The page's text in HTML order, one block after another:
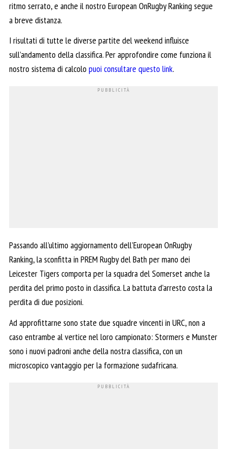
ritmo serrato, e anche il nostro European OnRugby Ranking segue
a breve distanza.
I risultati di tutte le diverse partite del weekend influisce
sull’andamento della classifica. Per approfondire come funziona il
nostro sistema di calcolo puoi consultare questo link.
Passando all’ultimo aggiornamento dell’European OnRugby
Ranking, la sconfitta in PREM Rugby del Bath per mano dei
Leicester Tigers comporta per la squadra del Somerset anche la
perdita del primo posto in classifica. La battuta d’arresto costa la
perdita di due posizioni.
Ad approfittarne sono state due squadre vincenti in URC, non a
caso entrambe al vertice nel loro campionato: Stormers e Munster
sono i nuovi padroni anche della nostra classifica, con un
microscopico vantaggio per la formazione sudafricana.